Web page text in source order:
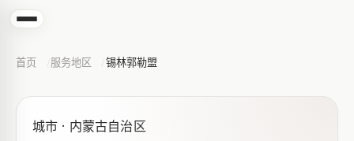
首页 服务地区 锡林郭勒盟
城市 · 内蒙古自治区